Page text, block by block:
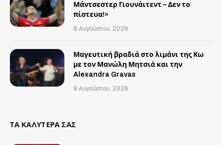
Μάντσεστερ Γιουνάιτεντ – Δεν το
πίστευα!»
8 Αυγούστου, 2026
Μαγευτική βραδιά στο λιμάνι της Κω
με τον Μανώλη Μητσιά και την
Alexandra Gravas
8 Αυγούστου, 2026
ΤΑ ΚΑΛΥΤΕΡΑ ΣΑΣ